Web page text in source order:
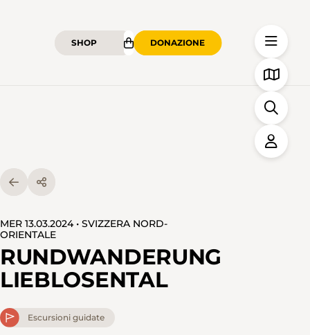
SHOP DONAZIONE
MER 13.03.2024 • SVIZZERA NORD-
ORIENTALE
RUNDWANDERUNG
LIEBLOSENTAL
Escursioni guidate